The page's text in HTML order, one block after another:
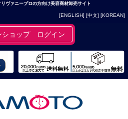
ヴァニープロの方向け美容商材卸売サイト
[ENGLISH] [中文] [KOREAN]
ショップ ログイン